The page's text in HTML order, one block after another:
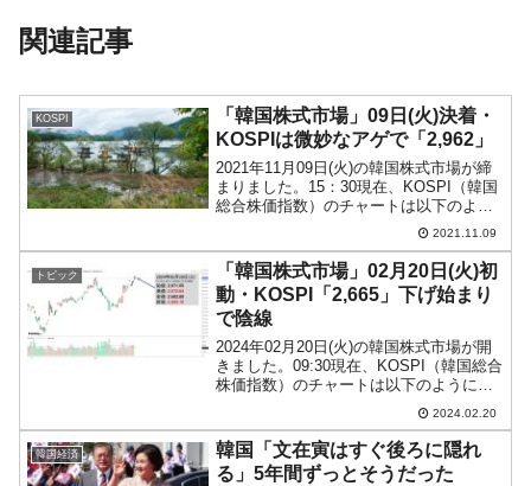
関連記事
KOSPI
「韓国株式市場」09日(火)決着・
KOSPIは微妙なアゲで「2,962」
2021年11月09日(火)の韓国株式市場が締
まりました。15：30現在、KOSPI（韓国
総合株価指数）のチャートは以下のよう
『Investing.com』より引用）。前日終値
よりは上で終わったので、一応上昇では
あ...
2021.11.09
トピック
「韓国株式市場」02月20日(火)初
動・KOSPI「2,665」下げ始まり
で陰線
2024年02月20日(火)の韓国株式市場が開
きました。09:30現在、KOSPI（韓国総合
株価指数）のチャートは以下のようにな
『Investing.com』より引用）。下げて始
まりました。現在のところ陰線です。
KOS...
2024.02.20
韓国経済
韓国「文在寅はすぐ後ろに隠れ
る」5年間ずっとそうだった